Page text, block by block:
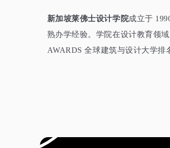
新加坡莱佛士设计学院成立于
熟办学经验。学院在设计教育领
AWARDS全球建筑与设计大学排